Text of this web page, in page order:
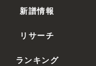
新譜情報
リサーチ
ランキング